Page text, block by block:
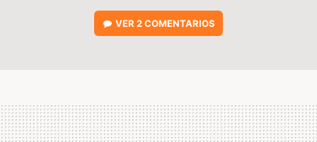
VER2 COMENTARIOS